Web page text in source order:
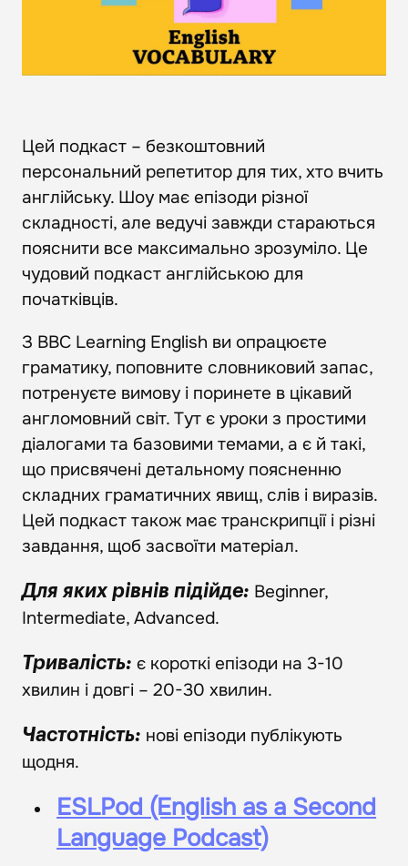
Цей подкаст – безкоштовний
персональний репетитор для тих, хто вчить
англійську. Шоу має епізоди різної
складності, але ведучі завжди стараються
пояснити все максимально зрозуміло. Це
чудовий подкаст англійською для
початківців.
З BBC Learning English ви опрацюєте
граматику, поповните словниковий запас,
потренуєте вимову і поринете в цікавий
англомовний світ. Тут є уроки з простими
діалогами та базовими темами, а є й такі,
що присвячені детальному поясненню
складних граматичних явищ, слів і виразів.
Цей подкаст також має транскрипції і різні
завдання, щоб засвоїти матеріал.
Для яких рівнів підійде: Beginner,
Intermediate, Advanced.
Тривалість: є короткі епізоди на 3-10
хвилин і довгі – 20-30 хвилин.
Частотність: нові епізоди публікують
щодня.
ESLPod (English as a Second
Language Podcast)